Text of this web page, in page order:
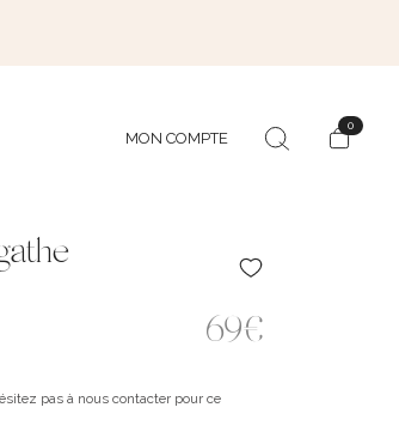
MON COMPTE
0
69€
pas à nous contacter pour ce